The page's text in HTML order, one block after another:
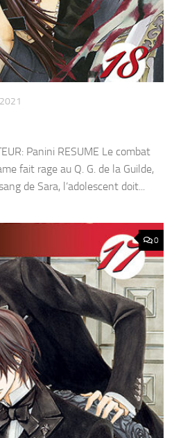
Panini RESUME Le combat
fait rage au Q. G. de la Guilde,
de Sara, l’adolescent doit...
0